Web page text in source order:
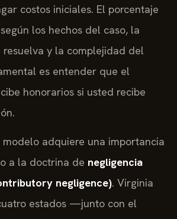
costos iniciales. El porcentaje
los hechos del caso, la
resuelva y la complejidad del
es entender que el
honorarios si usted recibe
modelo adquiere una importancia
a la doctrina de negligencia
negligence). Virginia
estados —junto con el